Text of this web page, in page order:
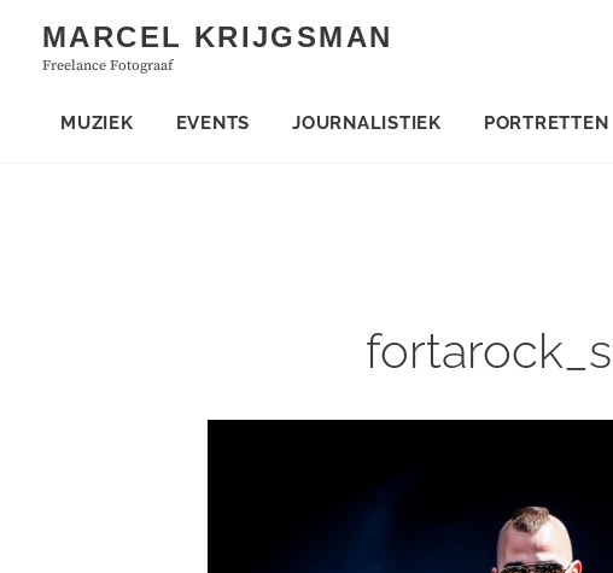
content
MARCEL KRIJGSMAN
Freelance Fotograaf
MUZIEK EVENTS JOURNALISTIEK PORTRETTEN